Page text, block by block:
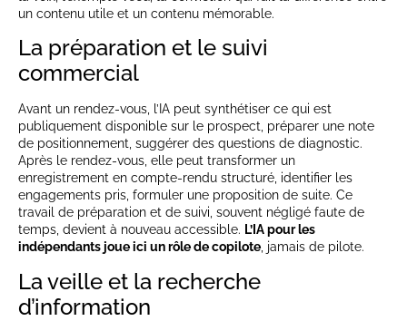
un contenu utile et un contenu mémorable.
La préparation et le suivi
commercial
Avant un rendez-vous, l’IA peut synthétiser ce qui est
publiquement disponible sur le prospect, préparer une note
de positionnement, suggérer des questions de diagnostic.
Après le rendez-vous, elle peut transformer un
enregistrement en compte-rendu structuré, identifier les
engagements pris, formuler une proposition de suite. Ce
travail de préparation et de suivi, souvent négligé faute de
temps, devient à nouveau accessible. L’IA pour les
indépendants joue ici un rôle de copilote, jamais de pilote.
La veille et la recherche
d’information